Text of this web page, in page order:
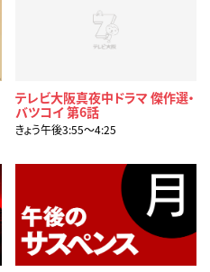
テレビ大阪真夜中ドラマ 傑作選・
バツコイ 第6話
きょう午後3:55〜4:25